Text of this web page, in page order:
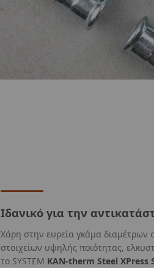
Ιδανικό για την
Χάρη στην ευρεία γκάμα
στοιχείων υψηλής ποιότητας,
το SYSTEM KAN-therm Steel XPress